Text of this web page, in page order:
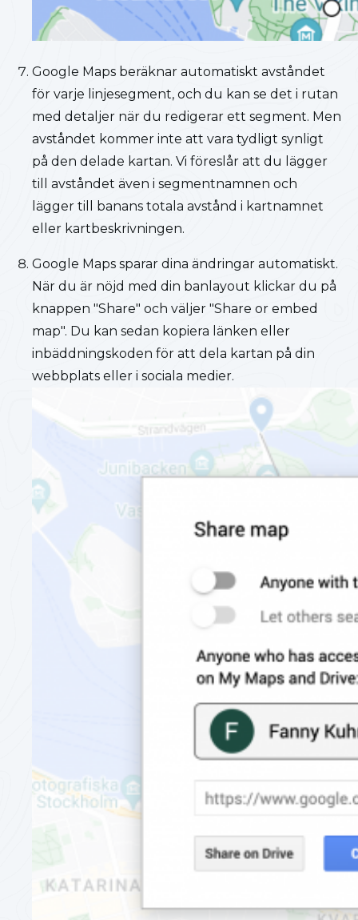
Google Maps beräknar automatiskt avståndet
för varje linjesegment, och du kan se det i rutan
med detaljer när du redigerar ett segment. Men
avståndet kommer inte att vara tydligt synligt
på den delade kartan. Vi föreslår att du lägger
till avståndet även i segmentnamnen och
lägger till banans totala avstånd i kartnamnet
eller kartbeskrivningen.
Google Maps sparar dina ändringar automatiskt.
När du är nöjd med din banlayout klickar du på
knappen "Share" och väljer "Share or embed
map". Du kan sedan kopiera länken eller
inbäddningskoden för att dela kartan på din
webbplats eller i sociala medier.